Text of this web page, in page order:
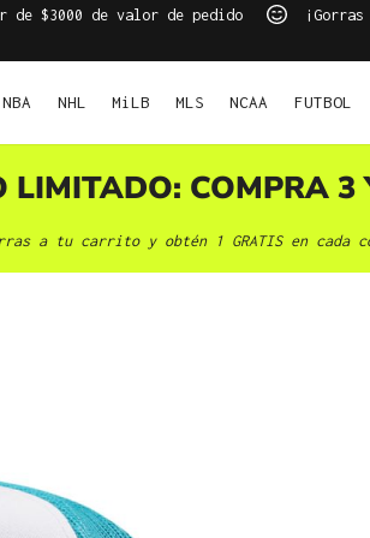
$3000 de valor de pedido
NBA NHL MiLB MLS NCAA FUTBOL
LIMITADO: COMPRA 3
a tu carrito y obtén 1 GRATIS en cada